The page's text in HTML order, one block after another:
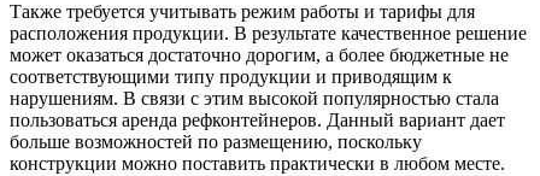
Также требуется учитывать режим работы и тарифы для
расположения продукции. В результате качественное решение
может оказаться достаточно дорогим, а более бюджетные не
соответствующими типу продукции и приводящим к
нарушениям. В связи с этим высокой популярностью стала
пользоваться аренда рефконтейнеров. Данный вариант дает
больше возможностей по размещению, поскольку
конструкции можно поставить практически в любом месте.